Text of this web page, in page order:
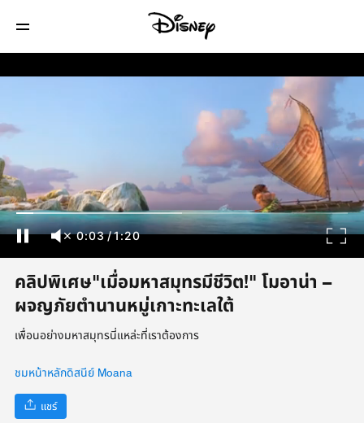
0:04/1:20
คลิปพิเศษ"เมื่อมหาสมุทรมีชีวิต!" โมอาน่า –
ผจญภัยตำนานหมู่เกาะทะเลใต้
เพื่อนอย่างมหาสมุทรนี่แหล่ะที่เราต้องการ
ชมหน้าหลักดิสนีย์ Moana
แชร์